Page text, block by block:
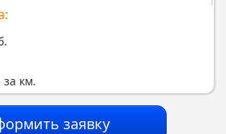
за км.
заявку